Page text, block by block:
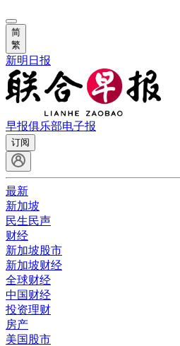
简
繁
新明日报
早报俱乐部电子报
订阅
最新
新加坡
民生民声
财经
新加坡股市
新加坡财经
全球财经
中国财经
投资理财
房产
美国股市